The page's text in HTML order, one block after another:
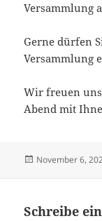
Versammlung
Gerne dürfen
Versammlung
Wir freuen
Abend mit
Veröffentlicht
November 6,
Schreibe